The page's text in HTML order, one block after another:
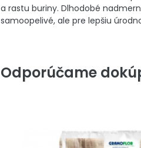
a rastu buriny. Dlhodobé
samoopelivé, ale pre lepšiu
Odporúčame